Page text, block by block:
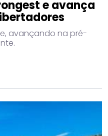
e avança
avançando na pré-